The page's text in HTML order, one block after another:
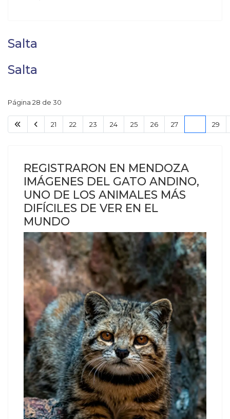
Salta
Salta
Página 28 de 30
21 22 23 24 25 26 27 29
REGISTRARON EN MENDOZA
IMÁGENES DEL GATO ANDINO,
UNO DE LOS ANIMALES MÁS
DIFÍCILES DE VER EN EL
MUNDO